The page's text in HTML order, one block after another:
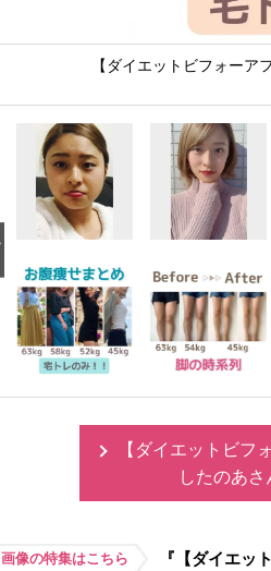
【ダイエットビフォーア
【ダイエットビフ
したのあ
画像の特集はこちら
『【ダイエッ